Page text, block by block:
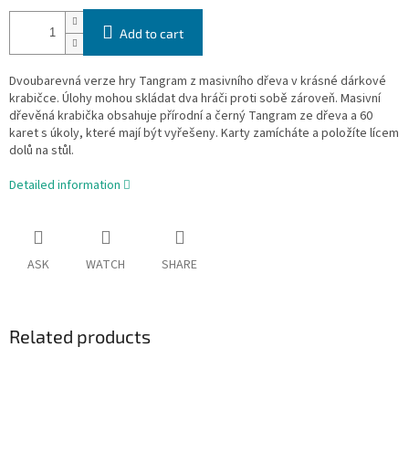
Add to cart
Dvoubarevná verze hry Tangram z masivního dřeva v krásné dárkové
krabičce. Úlohy mohou skládat dva hráči proti sobě zároveň. Masivní
dřevěná krabička obsahuje přírodní a černý Tangram ze dřeva a 60
karet s úkoly, které mají být vyřešeny. Karty zamícháte a položíte lícem
dolů na stůl.
Detailed information
ASK WATCH SHARE
Related products